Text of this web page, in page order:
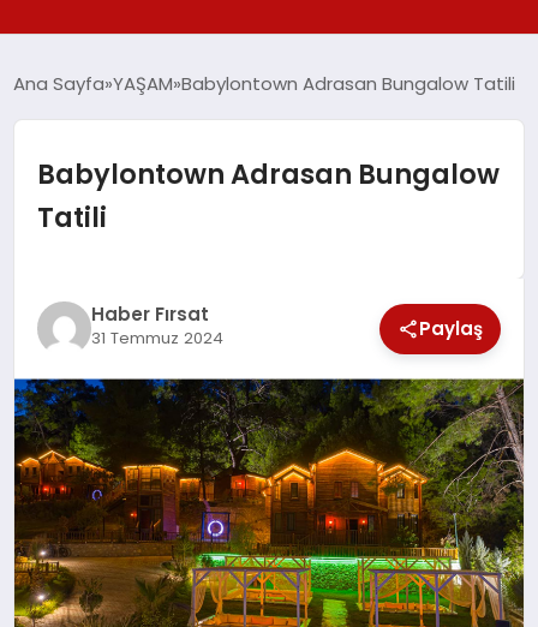
SPOR
YAŞAM
SAĞLIK
EKONOMİ
MAGAZİN
EĞİTİM
DÜNYA
Ana Sayfa YAŞAM Babylontown Adrasan Bungalow Tatili
Babylontown Adrasan Bungalow
Tatili
Haber Fırsat
31 Temmuz 2024 Paylaş